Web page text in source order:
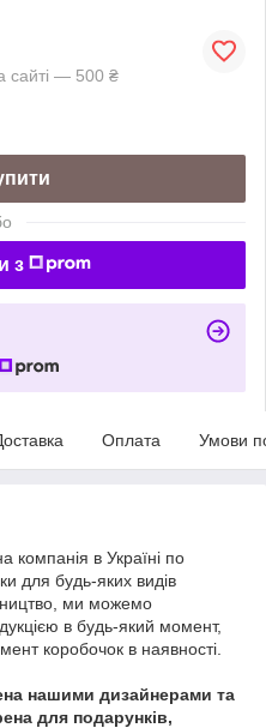
сайті — 500 ₴
з
Оплата Умови
компанія в Україні по
для будь-яких видів
ми можемо
в будь-який момент,
коробочок в наявності.
нашими дизайнерами та
для подарунків,